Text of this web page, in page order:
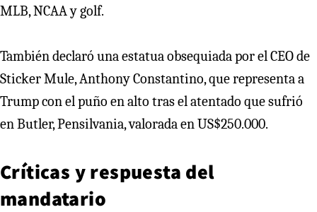
MLB, NCAA y golf.
También declaró una estatua obsequiada por el CEO de
Sticker Mule, Anthony Constantino, que representa a
Trump con el puño en alto tras el atentado que sufrió
en Butler, Pensilvania, valorada en US$250.000.
Críticas y respuesta del
mandatario